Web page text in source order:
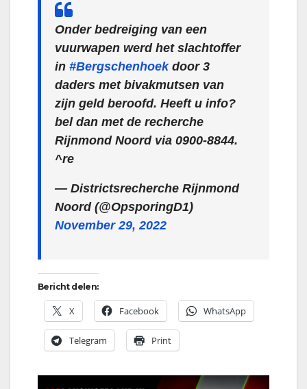
Onder bedreiging van een
vuurwapen werd het slachtoffer
in #Bergschenhoekdoor 3
daders met bivakmutsen van
zijn geld beroofd. Heeft u info?
bel dan met de recherche
Rijnmond Noord via 0900-8844.
^re
— Districtsrecherche Rijnmond
Noord (@OpsporingD1)
November 29, 2022
Bericht delen:
X Facebook WhatsApp
Telegram Print